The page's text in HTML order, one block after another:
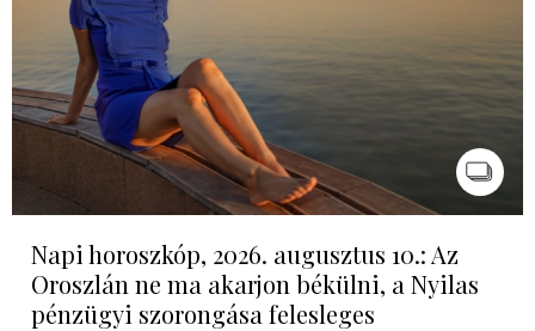
Napi horoszkóp, 2026. augusztus 10.: Az
Oroszlán ne ma akarjon békülni, a Nyilas
pénzügyi szorongása felesleges